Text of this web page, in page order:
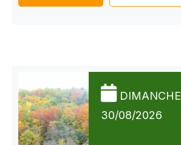
DIMANCHE
30/08/2026